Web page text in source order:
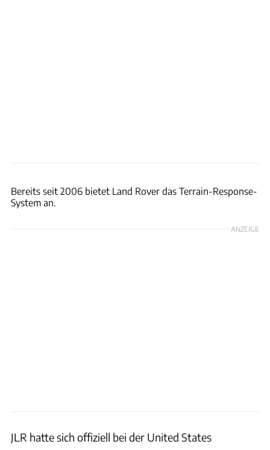
Bereits seit 2006 bietet Land Rover das Terrain-Response-
System an.
ANZEIGE
JLR hatte sich offiziell bei der United States